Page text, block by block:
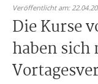
Veröffentlicht am:
Die Kurse
haben sich